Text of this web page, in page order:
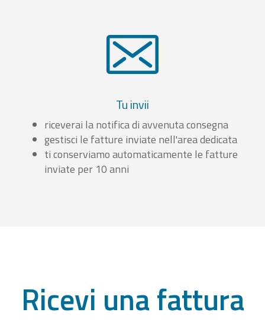
Tu invii
riceverai la notifica di avvenuta consegna
gestisci le fatture inviate nell'area dedicata
ti conserviamo automaticamente le fatture
inviate per 10 anni
Ricevi una fattura